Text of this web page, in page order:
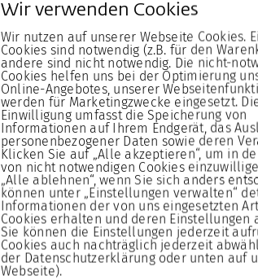
Wir verwenden Cookies
Wir nutzen auf unserer Webseite Cookies.
Cookies sind notwendig (z.B. für den
andere sind nicht notwendig. Die nicht-
Cookies helfen uns bei der Optimierung
Online-Angebotes, unserer
werden für Marketingzwecke eingesetzt.
Einwilligung umfasst die Speicherung von
Informationen auf Ihrem Endgerät, das
personenbezogener Daten sowie deren
Klicken Sie auf „Alle akzeptieren“, um in
von nicht notwendigen Cookies
„Alle ablehnen“, wenn Sie sich anders
können unter „Einstellungen verwalten“
Informationen der von uns eingesetzten
Cookies erhalten und deren Einstellungen
Sie können die Einstellungen jederzeit
Cookies auch nachträglich jederzeit
der Datenschutzerklärung oder unten auf
Webseite).